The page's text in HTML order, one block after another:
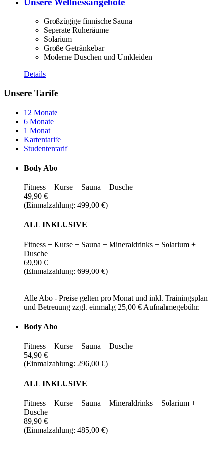
Großzügige finnische Sauna
Seperate Ruheräume
Solarium
Große Getränkebar
Moderne Duschen und Umkleiden
Details
Unsere Tarife
12 Monate
6 Monate
1 Monat
Kartentarife
Studententarif
Body Abo
Fitness + Kurse + Sauna + Dusche
49,90 €
(Einmalzahlung: 499,00 €)
ALL INKLUSIVE
Fitness + Kurse + Sauna + Mineraldrinks + Solarium +
Dusche
69,90 €
(Einmalzahlung: 699,00 €)
Alle Abo - Preise gelten pro Monat und inkl. Trainingsplan
und Betreuung zzgl. einmalig 25,00 € Aufnahmegebühr.
Body Abo
Fitness + Kurse + Sauna + Dusche
54,90 €
(Einmalzahlung: 296,00 €)
ALL INKLUSIVE
Fitness + Kurse + Sauna + Mineraldrinks + Solarium +
Dusche
89,90 €
(Einmalzahlung: 485,00 €)